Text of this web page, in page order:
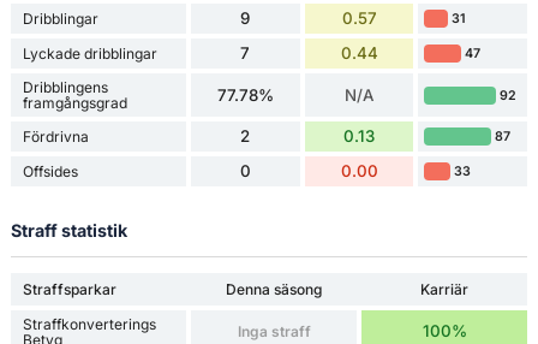
Dribblingar 9 0.57 31
Lyckade dribblingar 7 0.44 47
Dribblingens
framgångsgrad
77.78% N/A 92
Fördrivna 2 0.13 87
Offsides 0 0.00 33
Straff statistik
Straffsparkar Denna säsong
Karriär
Straffkonverterings
Betyg
Inga straff 100%